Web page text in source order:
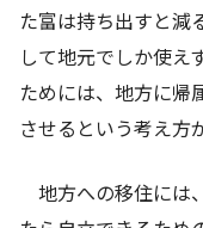
た富は持ち出すと減
して地元でしか使え
ためには、地方に帰
させるという考え方
地方への移住には